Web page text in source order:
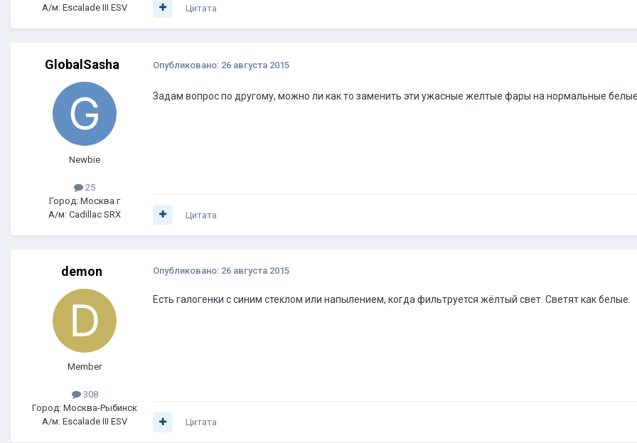
А/м: Escalade III ESV
Цитата
GlobalSasha
Newbie
25
Город: Москва г
А/м: Cadillac SRX
Опубликовано: 26 августа 2015
Задам вопрос по другому, можно ли как то заменить эти ужасные желтые фары на нормальные
Цитата
demon
Member
308
Город: Москва-Рыбинск
А/м: Escalade III ESV
Опубликовано: 26 августа 2015
Есть галогенки с синим стеклом или напылением, когда фильтруется жёлтый свет. Светят как белые.
Цитата